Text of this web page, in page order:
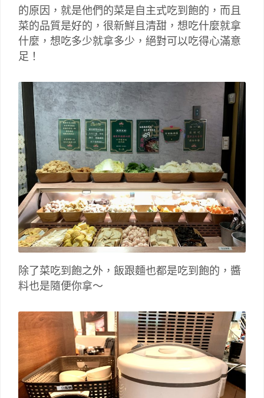
的原因，就是他們的菜是自主式吃到飽的，而且
菜的品質是好的，很新鮮且清甜，想吃什麼就拿
什麼，想吃多少就拿多少，絕對可以吃得心滿意
足！
除了菜吃到飽之外，飯跟麵也都是吃到飽的，醬
料也是隨便你拿～